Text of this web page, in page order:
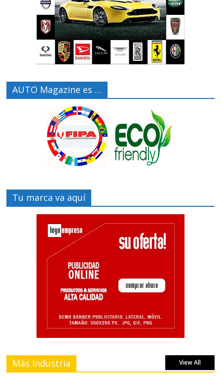
AUTO Magazine es …
Tu marca va aquí
Más Industria View All